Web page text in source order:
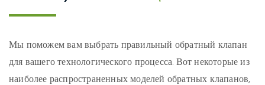
Мы поможем вам выбрать правильный обратный клапан
для вашего технологического процесса. Вот некоторые из
наиболее распространенных моделей обратных клапанов,